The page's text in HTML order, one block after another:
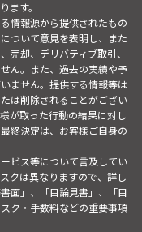
ます。
情報源から提供されたもの
ついて意見を表明し、また
売却、デリバティブ取引、
ん。また、過去の実績や予
ません。提供する情報等は
は削除されることがござい
が取った行動の結果に対し
終決定は、お客様ご自身の
ビス等について言及してい
クは異なりますので、詳し
面」、「目論見書」、「目
スク・手数料などの重要事項